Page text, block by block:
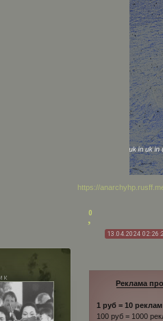
https://
0
13.04.2024
Реклама
1 руб = 10 реклам
100 руб = 1000